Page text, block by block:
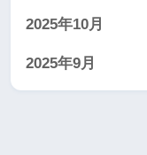
2025年10月
2025年9月